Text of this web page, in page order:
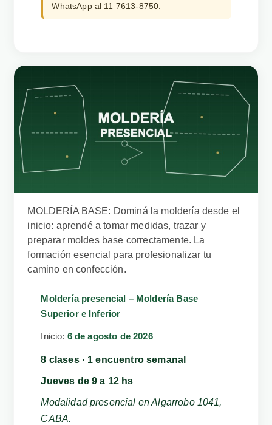
WhatsApp al 11 7613-8750.
MOLDERÍA BASE: Dominá la moldería desde el
inicio: aprendé a tomar medidas, trazar y
preparar moldes base correctamente. La
formación esencial para profesionalizar tu
camino en confección.
Moldería presencial – Moldería Base
Superior e Inferior
Inicio: 6 de agosto de 2026
8 clases · 1 encuentro semanal
Jueves de 9 a 12 hs
Modalidad presencial en Algarrobo 1041,
CABA.